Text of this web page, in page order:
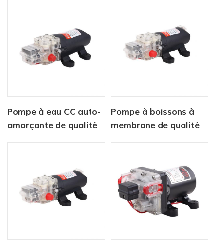
Pompe à eau CC auto-
amorçante de qualité
Pompe à boissons à
membrane de qualité